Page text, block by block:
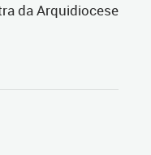
da Arquidiocese